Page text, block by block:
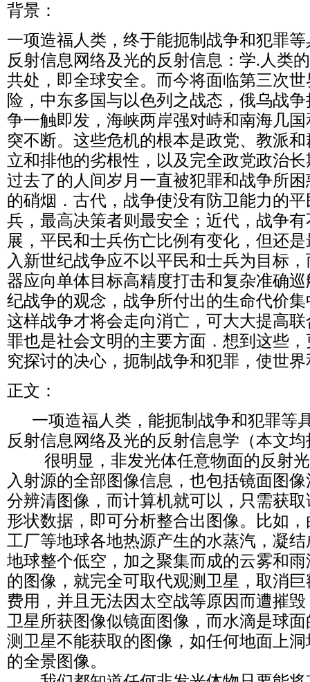
背景：
一项造福人类，终于能扼制战争和犯罪
反射信息网络及光的反射信息：学.人类
共处，即全球安全。而今将面临第三次
险，中东多国与以色列之战态，俄乌战
争一触即发，海峡两岸强对峙和南海几
突不断。这些危机的根本是政党、教派
立和排他的劣根性，以及完全政党政治
过去了的人间岁月一直被犯罪和战争所
的硝烟．古代，战争使没有防卫能力的
兵，最高决策者则最安全；近代，战争
展，平民和士兵伤亡比例有变化，但还
入新世纪战争应不以平民和士兵为目标
器应向单体目标高精度打击和复杂准确
纪战争的观念，战争所付出的生命代价
这样战争才将会走向消亡，可大大提高
罪也是社会文明的主要方面．想到这些
究探讨的决心，扼制战争和犯罪，使世
正文：
一项造福人类，能扼制战争和犯罪等
反射信息网络及光的反射信息学（本文
很明显，非发光体任意物面的反射光
入射源的全部图像信息，也包括镜面图
分辨清图像，而计算机就可以，只需获
形状数据，即可分析整合出图像。比如
工厂等地球各地热源产生的水蒸汽，凝
地球整个低空，加之聚集而成的云雾和
的图像，就完全可取代观测卫星，取消
费用，并且无法因太空战等原因而遭摧
卫星所获图像似镜面图像，而水滴是球
测卫星不能获取的图像，如任何地面上
的全景图像。